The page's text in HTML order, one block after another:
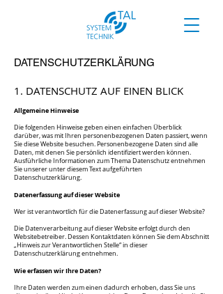
DATENSCHUTZERKLÄRUNG
1. ​DATENSCHUTZ AUF EINEN BLICK
Allgemeine Hinweise
Die folgenden Hinweise geben einen einfachen Überblick
darüber, was mit Ihren personenbezogenen Daten passiert, wenn
Sie diese Website besuchen. Personenbezogene Daten sind alle
Daten, mit denen Sie persönlich identifiziert werden können.
Ausführliche Informationen zum Thema Datenschutz entnehmen
Sie unserer unter diesem Text aufgeführten
Datenschutzerklärung.
Datenerfassung auf dieser Website
Wer ist verantwortlich für die Datenerfassung auf dieser Website?
Die Datenverarbeitung auf dieser Website erfolgt durch den
Websitebetreiber. Dessen Kontaktdaten können Sie dem Abschnitt
„Hinweis zur Verantwortlichen Stelle“ in dieser
Datenschutzerklärung entnehmen.
Wie erfassen wir Ihre Daten?
Ihre Daten werden zum einen dadurch erhoben, dass Sie uns